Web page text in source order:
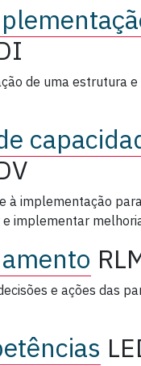
de uma estrutura
à implementação
implementar
e ações das